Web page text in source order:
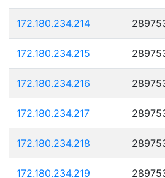
172.180.234.214
172.180.234.215
172.180.234.216
172.180.234.217
172.180.234.218
172.180.234.219